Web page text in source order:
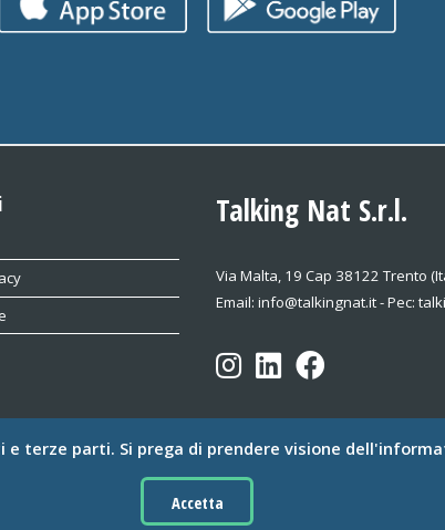
Talking Nat S.r.l.
Via Malta, 19 Cap 38122 Trento
Email: info@talkingnat.it - Pec:
© Talking Nat S.r.l. Tutti i diritti riservati.
rev. 3.3 - 2025.06.18
e terze parti. Si prega di prendere visione
Accetta